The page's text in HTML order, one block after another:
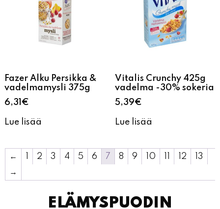
Fazer Alku Persikka &
vadelmamysli 375g
6,31 €
Lue lisää
Vitalis Crunchy 425g
vadelma -30% sokeria
5,39€
Lue lisää
← 2 3 4 5 6 7 8 9 10 12
13
→
ELÄMYSPUODIN